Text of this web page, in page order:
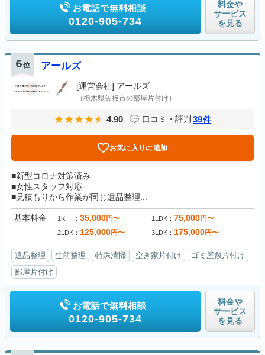
お電話で無料相談
0120-905-734
料金や
サービス
を見る
6位 アールズ
[運営会社] アールズ
（栃木県矢板市の部屋片付け）
4.90 口コミ・評判 39件
お気に入りに追加
■新型コロナ対策済み
■女性スタッフ対応
■見積もりから作業が同じ遺品整理...
基本料金 1K 35,000円〜 1LDK 75,000円〜
2LDK 125,000円〜 3LDK 175,000円〜
遺品整理 生前整理 特殊清掃 空き家片付け
ゴミ屋敷片付け
部屋片付け
お電話で無料相談
0120-905-734
料金や
サービス
を見る